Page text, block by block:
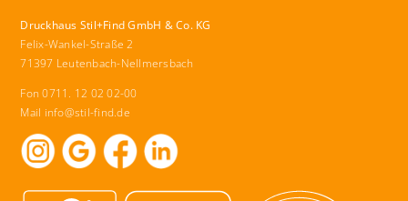
Druckhaus Stil+Find GmbH & Co. KG
Felix-Wankel-Straße 2
71397 Leutenbach-Nellmersbach
Fon 0711. 12 02 02-00
Mail info@stil-find.de